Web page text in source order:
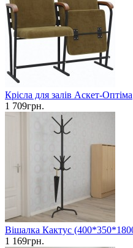
Крісла для залів Аскет-Оптіма
1 709грн.
Вішалка Кактус
1 169грн.